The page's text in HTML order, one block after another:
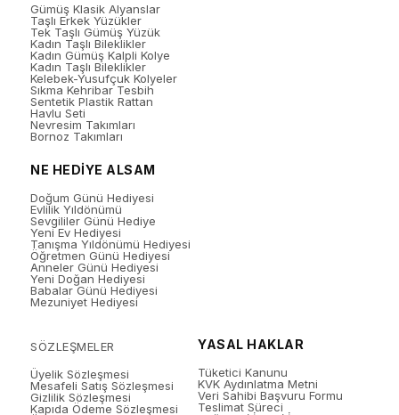
Gümüş Klasik Alyanslar
Taşlı Erkek Yüzükler
Tek Taşlı Gümüş Yüzük
Kadın Taşlı Bileklikler
Kadın Gümüş Kalpli Kolye
Kadın Taşlı Bileklikler
Kelebek-Yusufçuk Kolyeler
Sıkma Kehribar Tesbih
Sentetik Plastik Rattan
Havlu Seti
Nevresim Takımları
Bornoz Takımları
NE HEDİYE ALSAM
Doğum Günü Hediyesi
Evlilik Yıldönümü
Sevgililer Günü Hediye
Yeni Ev Hediyesi
Tanışma Yıldönümü Hediyesi
Öğretmen Günü Hediyesi
Anneler Günü Hediyesi
Yeni Doğan Hediyesi
Babalar Günü Hediyesi
Mezuniyet Hediyesi
SÖZLEŞMELER
Üyelik Sözleşmesi
Mesafeli Satış Sözleşmesi
Gizlilik Sözleşmesi
Kapıda Ödeme Sözleşmesi
YASAL HAKLAR
Tüketici Kanunu
KVK Aydınlatma Metni
Veri Sahibi Başvuru Formu
Teslimat Süreci